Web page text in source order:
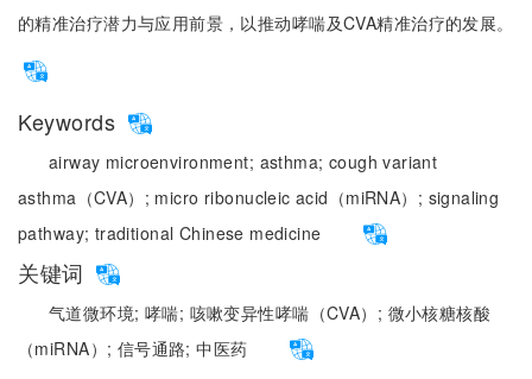
的精准治疗潜力与应用前景，以推动哮喘及CVA精准治疗的发展。
Keywords
airway microenvironment; asthma; cough variant
asthma（CVA）; micro ribonucleic acid（miRNA）; signaling
pathway; traditional Chinese medicine
关键词
气道微环境; 哮喘; 咳嗽变异性哮喘（CVA）; 微小核糖核酸
（miRNA）; 信号通路;中医药